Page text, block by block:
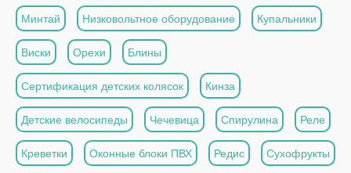
Минтай Низковольтное оборудование Купальники
Виски Орехи Блины
Сертификация детских колясок Кинза
Детские велосипеды Чечевица Спирулина Реле
Креветки Оконные блоки ПВХ Редис Сухофрукты